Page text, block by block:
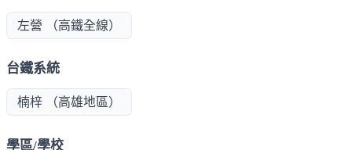
左營 （高鐵全線）
台鐵系統
楠梓 （高雄地區）
學區/學校